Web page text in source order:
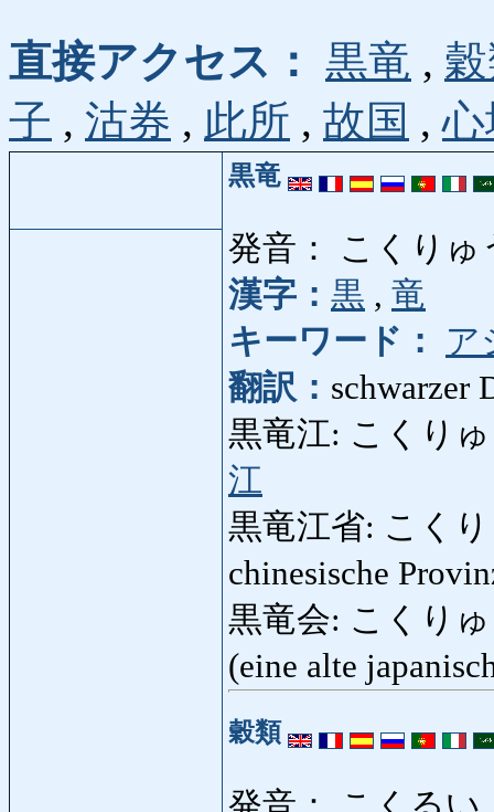
直接アクセス： 黒竜 ,
子 , 沽券 , 此所 , 故国 ,
黒竜
発音： こくりゅ
漢字： 黒 , 竜
キーワード：
ア
翻訳： schwarzer
黒竜江: こくりゅ
江
黒竜江省: こく
chinesische
黒竜会: こくりゅ
(eine alte
穀類